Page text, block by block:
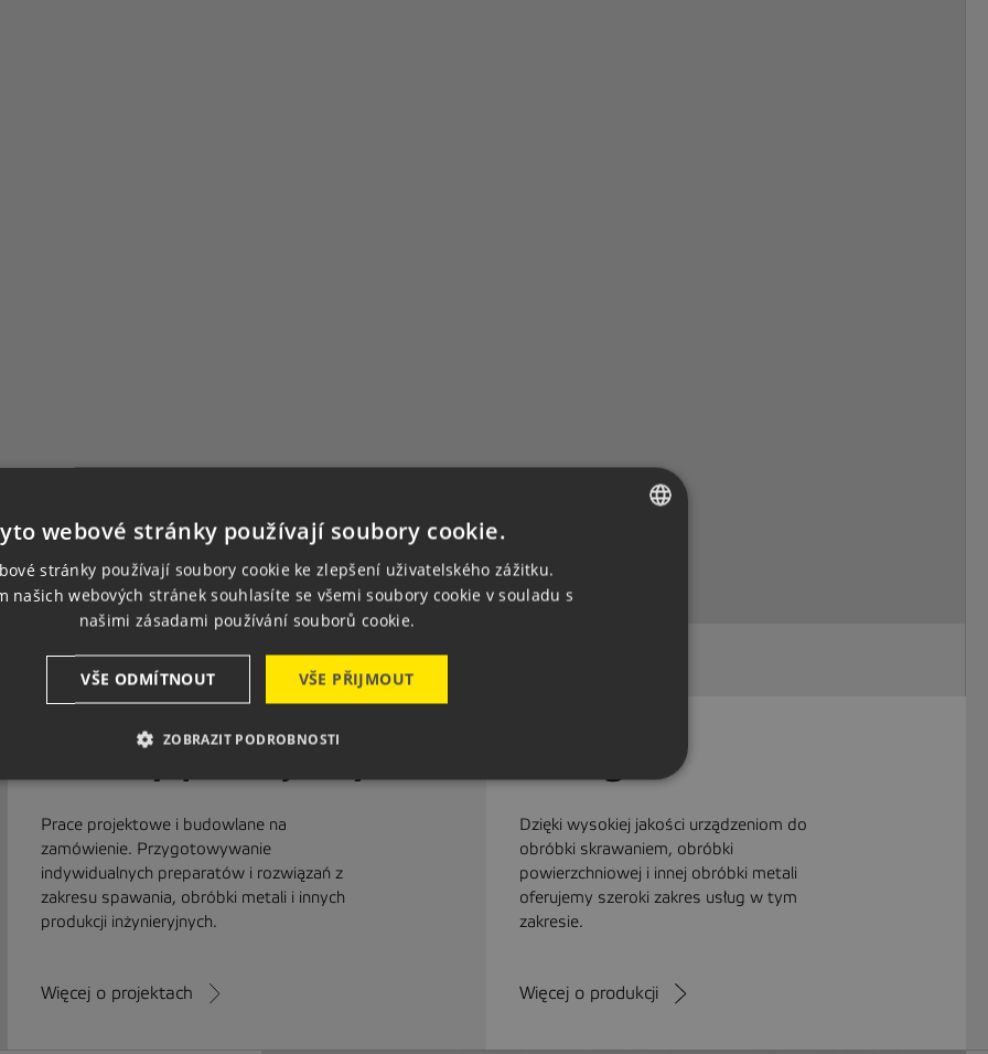
Jak my pracujemy
Prace projektowe i budowlane na
zamówienie. Przygotowywanie
indywidualnych preparatów i rozwiązań z
zakresu spawania, obróbki metali i innych
produkcji inżynieryjnych.
Więcej o projektach
Dzięki wysokiej jakości urządzeniom do
obróbki skrawaniem, obróbki
powierzchniowej i innej obróbki metali
oferujemy szeroki zakres usług w tym
zakresie.
Więcej o produkcji
webové stránky používají soubory cookie.
stránky používají soubory cookie ke zlepšení uživatelského zážitku.
našich webových stránek souhlasíte se všemi soubory cookie v souladu s
našimi zásadami používání souborů cookie.
VŠE PŘIJMOUT
VŠE ODMÍTNOUT
ZOBRAZIT PODROBNOSTI